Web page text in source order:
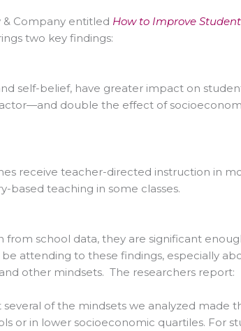
& Company entitled How to Improve
two key findings:
self-belief, have greater impact on
double the effect of
receive teacher-directed instruction in
based teaching in some classes.
from school data, they are significant
attending to these findings, especially
other mindsets. The researchers report:
several of the mindsets we analyzed made
or in lower socioeconomic quartiles. For